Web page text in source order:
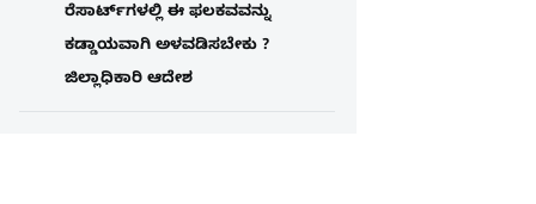
ರೆಸಾರ್ಟ್‌ಗಳಲ್ಲಿ ಈ ಫಲಕವವನ್ನು
ಕಡ್ಡಾಯವಾಗಿ ಅಳವಡಿಸಬೇಕು ?
ಜಿಲ್ಲಾಧಿಕಾರಿ ಆದೇಶ